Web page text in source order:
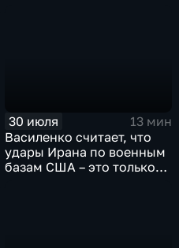
30 июля
13 мин
Василенко считает, что
удары Ирана по военным
базам США – это только